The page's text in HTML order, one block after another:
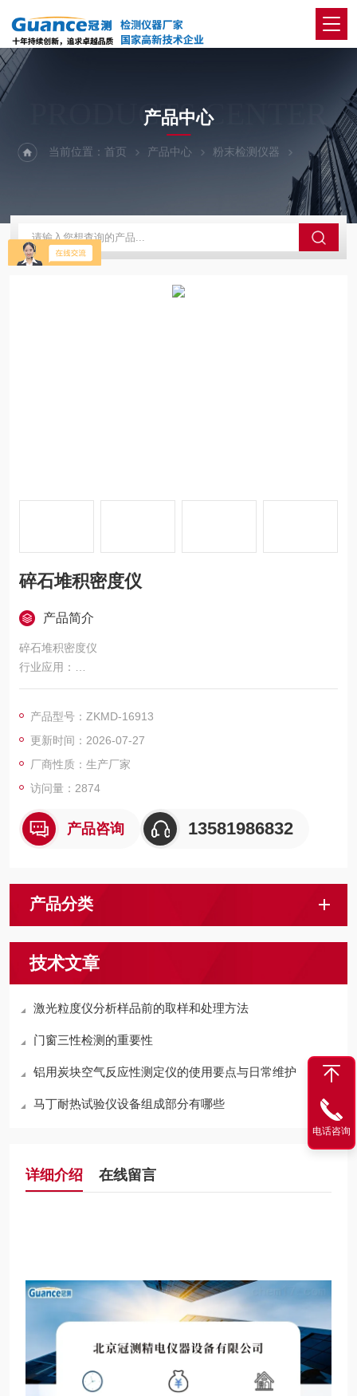
PRODUCTS CENTER
产品中心
当前位置：首页 产品中心 粉末检测仪器 粉末自然
碎石堆积密度仪
产品简介
碎石堆积密度仪
行业应用：
自然积松装密度计(变准漏斗法)用于粉尘堆积密度的测定。
磁性材料粉末，合金粉末,奶粉,磨料，涂料,食品添加剂等粉末的
堆积密度测试
产品型号：ZKMD-16913
更新时间：2026-07-27
厂商性质：生产厂家
访问量：2874
产品咨询 13581986832
产品分类
技术文章
激光粒度仪分析样品前的取样和处理方法
门窗三性检测的重要性
铝用炭块空气反应性测定仪的使用要点与日常维护
马丁耐热试验仪设备组成部分有哪些
详细介绍 在线留言
电话咨询